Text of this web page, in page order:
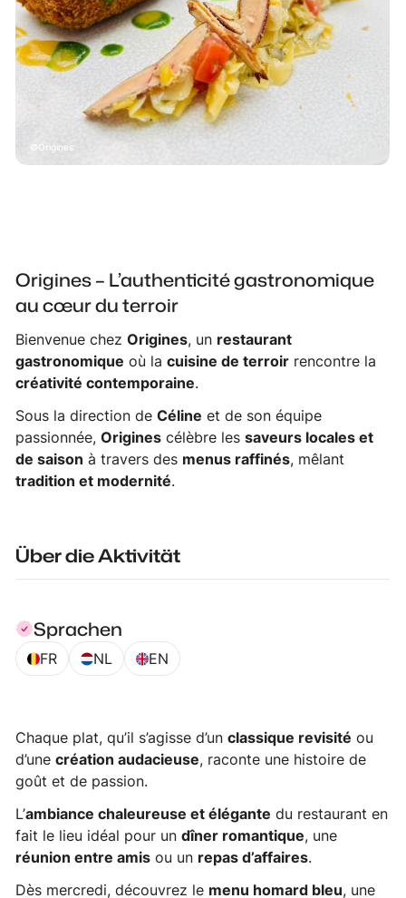
Origines
Origines – L’authenticité gastronomique
au cœur du terroir
Bienvenue chezOrigines, un restaurant
gastronomique où lacuisine de terroir rencontre la
créativité contemporaine.
Sous la direction deCéline et de son équipe
passionnée,Origines célèbre lessaveurs locales et
de saison à travers des menus raffinés, mêlant
tradition et modernité.
Über die Aktivität
Sprachen
FR NL EN
Chaque plat, qu’il s’agisse d’unclassique revisité ou
d’unecréation audacieuse, raconte une histoire de
goût et de passion.
L’ambiance chaleureuse et élégante du restaurant en
fait le lieu idéal pour undîner romantique, une
réunion entre amis ou un repas d’affaires.
Dès mercredi, découvrez le menu homard bleu, une